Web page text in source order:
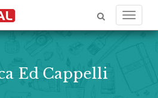
Menu
Ed Cappelli